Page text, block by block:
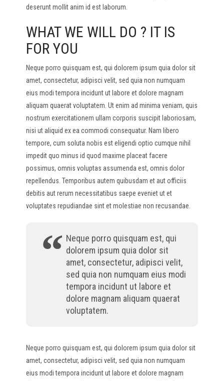
deserunt mollit anim id est laborum.
WHAT WE WILL DO ? IT IS
FOR YOU
Neque porro quisquam est, qui dolorem ipsum quia dolor sit
amet, consectetur, adipisci velit, sed quia non numquam
eius modi tempora incidunt ut labore et dolore magnam
aliquam quaerat voluptatem. Ut enim ad minima veniam, quis
nostrum exercitationem ullam corporis suscipit laboriosam,
nisi ut aliquid ex ea commodi consequatur. Nam libero
tempore, cum soluta nobis est eligendi optio cumque nihil
impedit quo minus id quod maxime placeat facere
possimus, omnis voluptas assumenda est, omnis dolor
repellendus. Temporibus autem quibusdam et aut officiis
debitis aut rerum necessitatibus saepe eveniet ut et
voluptates repudiandae sint et molestiae non recusandae.
Neque porro quisquam est, qui
dolorem ipsum quia dolor sit
amet, consectetur, adipisci velit,
sed quia non numquam eius modi
tempora incidunt ut labore et
dolore magnam aliquam quaerat
voluptatem.
Neque porro quisquam est, qui dolorem ipsum quia dolor sit
amet, consectetur, adipisci velit, sed quia non numquam
eius modi tempora incidunt ut labore et dolore magnam